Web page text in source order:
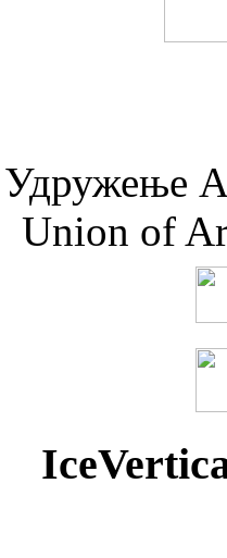
Удружењe
Union of